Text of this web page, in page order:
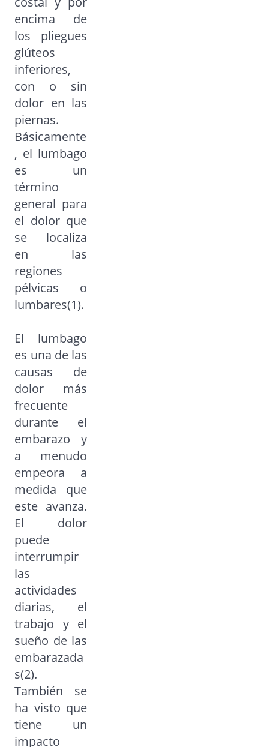
encima de
los pliegues
glúteos
inferiores,
con o sin
dolor en las
piernas.
Básicamente
, el lumbago
es un
término
general para
el dolor que
se localiza
en las
regiones
pélvicas o
lumbares(1).
El lumbago
es una de las
causas de
dolor más
frecuente
durante el
embarazo y
a menudo
empeora a
medida que
este avanza.
El dolor
puede
interrumpir
las
actividades
diarias, el
trabajo y el
sueño de las
embarazada
s(2).
También se
ha visto que
tiene un
impacto